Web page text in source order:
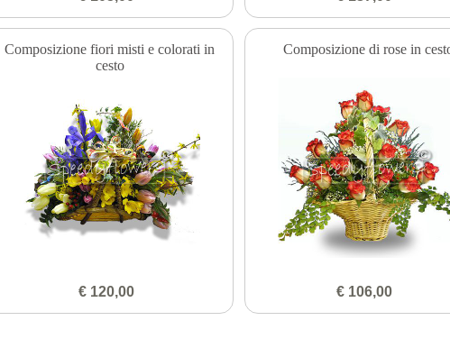
Composizione fiori misti e colorati in
cesto
€ 120,00
Composizione di rose in
€ 106,00